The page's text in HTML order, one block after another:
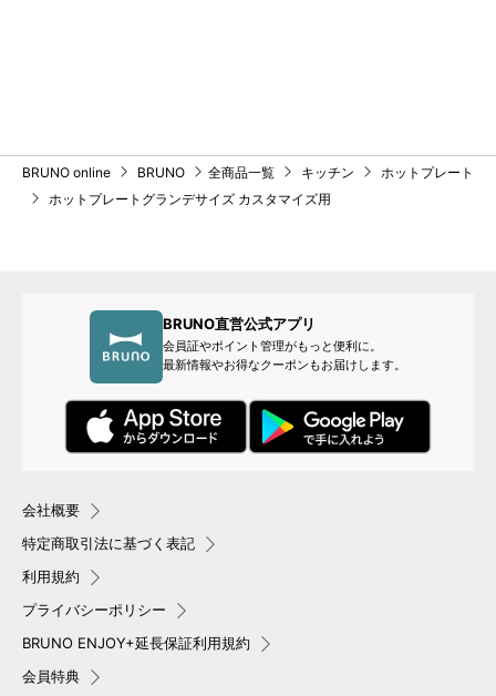
BRUNO online BRUNO 全商品一覧 キッチン
ホットプレート
ホットプレートグランデサイズ カスタマイズ用
BRUNO直営公式アプリ
会員証やポイント管理がもっと便利に。
最新情報やお得なクーポンもお届けします。
会社概要
特定商取引法に基づく表記
利用規約
プライバシーポリシー
BRUNO ENJOY+延長保証利用規約
会員特典